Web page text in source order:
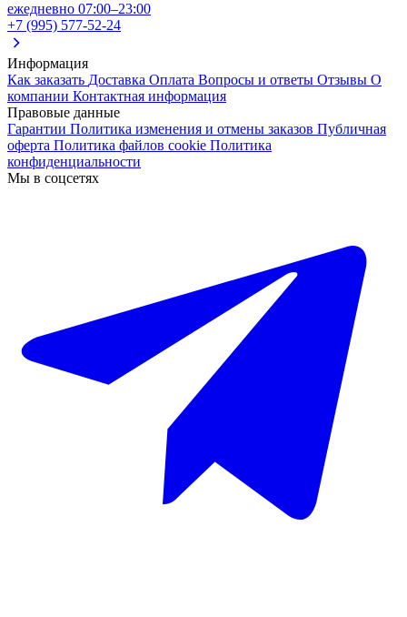
ежедневно 07:00–23:00
+7 (995) 577-52-24
Информация
Как заказать Доставка Оплата Вопросы и ответы Отзывы О
компании Контактная информация
Правовые данные
Гарантии Политика изменения и отмены заказов Публичная
оферта Политика файлов cookie Политика
конфиденциальности
Мы в соцсетях